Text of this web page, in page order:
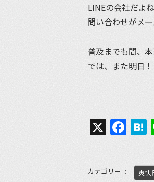
LINEの会社だよ
問い合わせがメ
普及までも間、
では、また明日！
X
カテゴリー 爽快